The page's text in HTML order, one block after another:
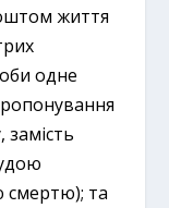
життя
одне
смертю); та